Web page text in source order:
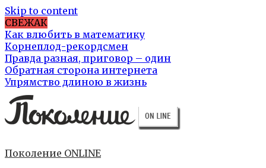
Skip to content
СВЕЖАК
Как влюбить в математику
Корнеплод-рекордсмен
Правда разная, приговор – один
Обратная сторона интернета
Упрямство длиною в жизнь
Поколение ONLINE